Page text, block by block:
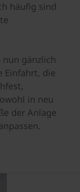
häufig sind
gänzlich
Einfahrt, die
in neu
der Anlage